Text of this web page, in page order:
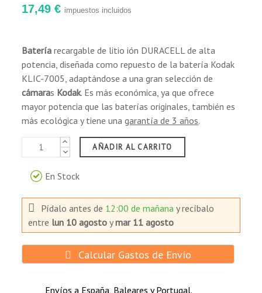
17,49 € impuestos incluidos
Batería recargable de litio ión DURACELL de alta
potencia, diseñada como repuesto de la batería Kodak
KLIC-7005, adaptándose a una gran selección de
cámaras Kodak. Es más económica, ya que ofrece
mayor potencia que las baterías originales, también es
más ecológica y tiene unagarantía de 3 años.
AÑADIR AL CARRITO
En Stock
Pídalo antes de 12:00 de mañanay recíbalo
entre lun 10 agosto ymar 11 agosto
Calcular Gastos de Envío
Envíos a España, Baleares y Portugal.